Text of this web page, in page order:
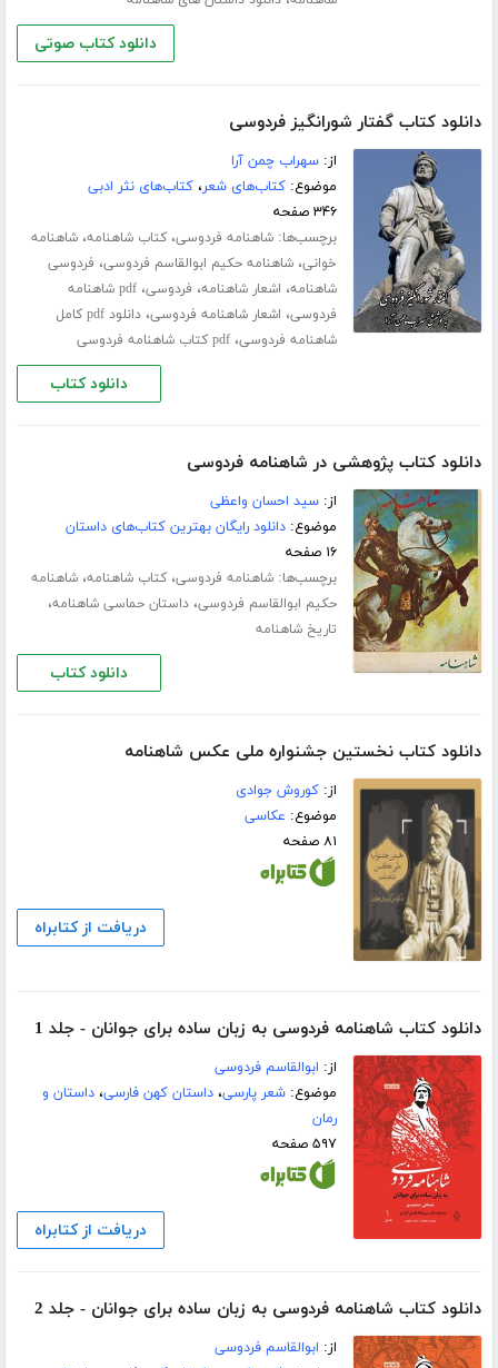
دانلود کتاب صوتی
دانلود کتاب گفتار شورانگیز فردوسی
از:سهراب چمن آرا
موضوع:کتاب‌های شعر،کتاب‌های نثر ادبی
۳۴۶ صفحه
برچسب‌ها:شاهنامه فردوسی،کتاب شاهنامه،شاهنامه
خوانی،شاهنامه حکیم ابوالقاسم فردوسی، فردوسی
شاهنامه، اشعار شاهنامه، فردوسی،
pdf شاهنامه
فردوسی، اشعار شاهنامه فردوسی،
دانلود pdf کامل
شاهنامه فردوسی،pdf کتاب شاهنامه فردوسی
دانلود کتاب
دانلود کتاب پژوهشی در شاهنامه فردوسی
از:سید احسان واعظی
موضوع:دانلود رایگان بهترین کتاب‌های داستان
۱۶ صفحه
برچسب‌ها:شاهنامه فردوسی،کتاب شاهنامه،شاهنامه
حکیم ابوالقاسم فردوسی،داستان حماسی شاهنامه،
تاریخ شاهنامه
دانلود کتاب
دانلود کتاب نخستین جشنواره ملی عکس شاهنامه
از:کوروش جوادی
موضوع: عکاسی
۸۱ صفحه
دریافت از کتابراه
دانلود کتاب شاهنامه فردوسی به زبان ساده برای جوانان - جلد 1
از: ابوالقاسم فردوسی
موضوع:شعر پارسی،داستان کهن فارسی،داستان و
رمان
۵۹۷ صفحه
دریافت از کتابراه
دانلود کتاب شاهنامه فردوسی به زبان ساده برای جوانان - جلد 2
از: ابوالقاسم فردوسی